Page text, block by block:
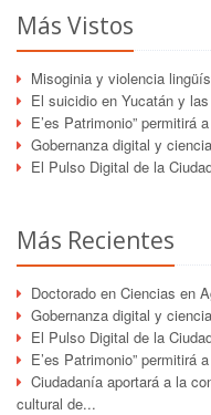
Más Vistos
Misoginia y violencia
El suicidio en Yucatán y
E’es Patrimonio” permitirá
Gobernanza digital y
El Pulso Digital de la
Más Recientes
Doctorado en Ciencias en
Gobernanza digital y
El Pulso Digital de la
E’es Patrimonio” permitirá
Ciudadanía aportará a la
cultural de...